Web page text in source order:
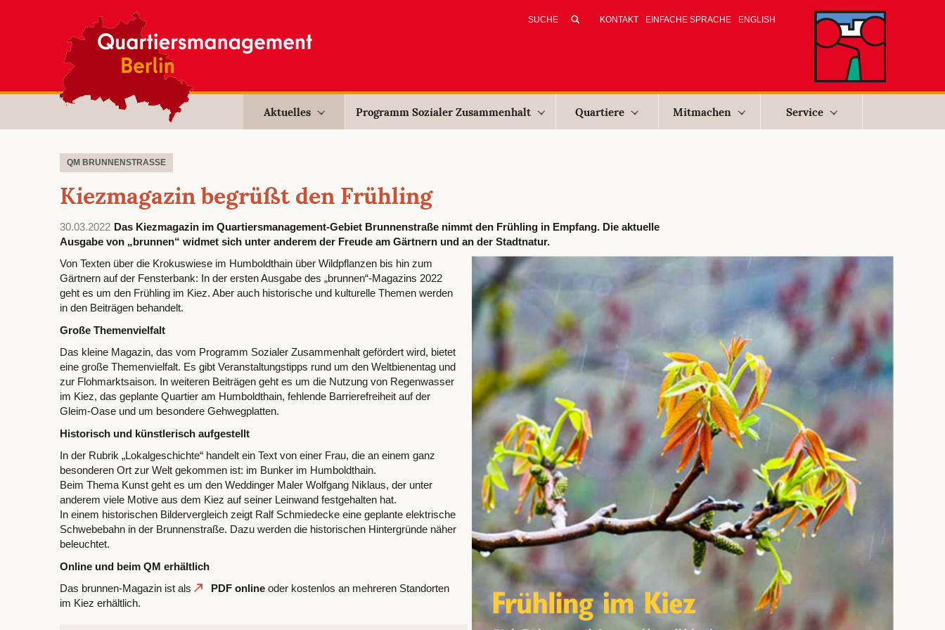
KONTAKT EINFACHE SPRACHE ENGLISH
Aktuelles Programm Sozialer Zusammenhalt Quartiere Mitmachen Service
QM BRUNNENSTRASSE
Kiezmagazin begrüßt den Frühling
30.03.2022 Das Kiezmagazin im Quartiersmanagement-Gebiet Brunnenstraße nimmt den Frühling in Empfang. Die aktuelle
Ausgabe von „brunnen“ widmet sich unter anderem der Freude am Gärtnern und an der Stadtnatur.
Von Texten über die Krokuswiese im Humboldthain über Wildpflanzen bis hin zum
Gärtnern auf der Fensterbank: In der ersten Ausgabe des „brunnen“-Magazins 2022
geht es um den Frühling im Kiez. Aber auch historische und kulturelle Themen werden
in den Beiträgen behandelt.
Große Themenvielfalt
Das kleine Magazin, das vom Programm Sozialer Zusammenhalt gefördert wird, bietet
eine große Themenvielfalt. Es gibt Veranstaltungstipps rund um den Weltbienentag und
zur Flohmarktsaison. In weiteren Beiträgen geht es um die Nutzung von Regenwasser
im Kiez, das geplante Quartier am Humboldthain, fehlende Barrierefreiheit auf der
Gleim-Oase und um besondere Gehwegplatten.
Historisch und künstlerisch aufgestellt
In der Rubrik „Lokalgeschichte“ handelt ein Text von einer Frau, die an einem ganz
besonderen Ort zur Welt gekommen ist: im Bunker im Humboldthain.
Beim Thema Kunst geht es um den Weddinger Maler Wolfgang Niklaus, der unter
anderem viele Motive aus dem Kiez auf seiner Leinwand festgehalten hat.
In einem historischen Bildervergleich zeigt Ralf Schmiedecke eine geplante elektrische
Schwebebahn in der Brunnenstraße. Dazu werden die historischen Hintergründe näher
beleuchtet.
Online und beim QM erhältlich
Das brunnen-Magazin ist als
PDF online oder kostenlos an mehreren Standorten
im Kiez erhältlich.